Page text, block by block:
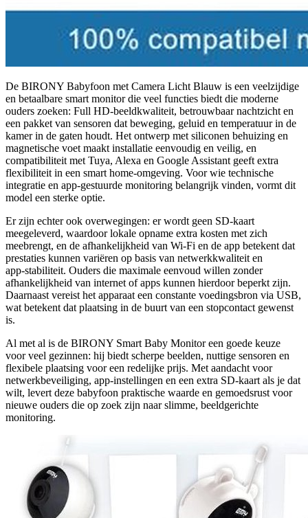
De BIRONY Babyfoon met Camera Licht Blauw is een veelzijdige
en betaalbare smart monitor die veel functies biedt die moderne
ouders zoeken: Full HD‑beeldkwaliteit, betrouwbaar nachtzicht en
een pakket van sensoren dat beweging, geluid en temperatuur in de
kamer in de gaten houdt. Het ontwerp met siliconen behuizing en
magnetische voet maakt installatie eenvoudig en veilig, en
compatibiliteit met Tuya, Alexa en Google Assistant geeft extra
flexibiliteit in een smart home‑omgeving. Voor wie technische
integratie en app‑gestuurde monitoring belangrijk vinden, vormt dit
model een sterke optie.
Er zijn echter ook overwegingen: er wordt geen SD‑kaart
meegeleverd, waardoor lokale opname extra kosten met zich
meebrengt, en de afhankelijkheid van Wi‑Fi en de app betekent dat
prestaties kunnen variëren op basis van netwerkkwaliteit en
app‑stabiliteit. Ouders die maximale eenvoud willen zonder
afhankelijkheid van internet of apps kunnen hierdoor beperkt zijn.
Daarnaast vereist het apparaat een constante voedingsbron via USB,
wat betekent dat plaatsing in de buurt van een stopcontact gewenst
is.
Al met al is de BIRONY Smart Baby Monitor een goede keuze
voor veel gezinnen: hij biedt scherpe beelden, nuttige sensoren en
flexibele plaatsing voor een redelijke prijs. Met aandacht voor
netwerkbeveiliging, app‑instellingen en een extra SD‑kaart als je dat
wilt, levert deze babyfoon praktische waarde en gemoedsrust voor
nieuwe ouders die op zoek zijn naar slimme, beeldgerichte
monitoring.